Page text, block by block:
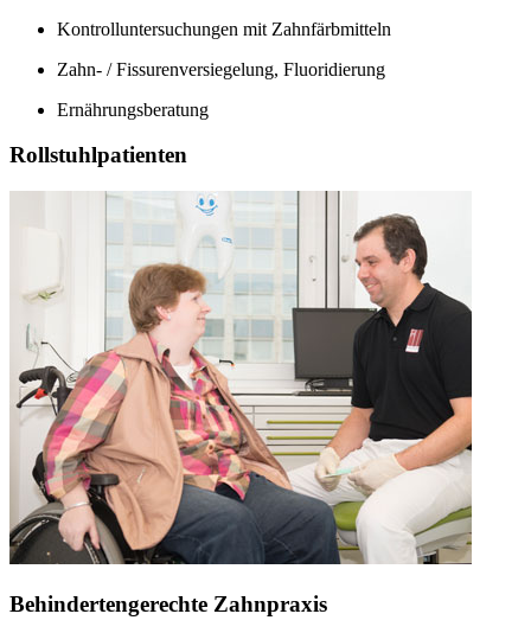
Kontrolluntersuchungen mit Zahnfärbmitteln
Zahn- / Fissurenversiegelung, Fluoridierung
Ernährungsberatung
Rollstuhlpatienten
Behindertengerechte Zahnpraxis